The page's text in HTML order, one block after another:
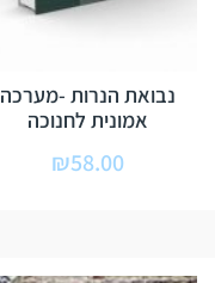
נבואת הנרות -מערכה
אמונית לחנוכה
₪58.00